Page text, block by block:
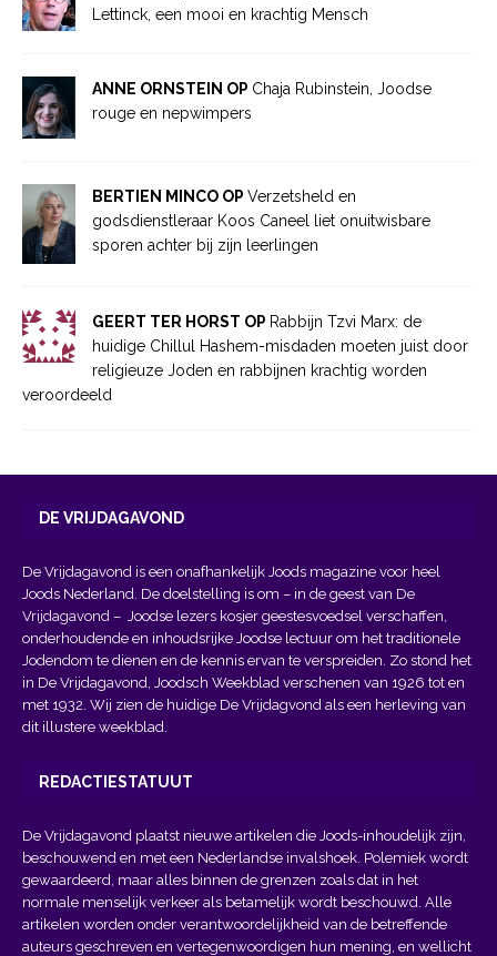
Lettinck, een mooi en krachtig Mensch
ANNE ORNSTEIN OP Chaja Rubinstein, Joodse
rouge en nepwimpers
BERTIEN MINCO OP Verzetsheld en
godsdienstleraar Koos Caneel liet onuitwisbare
sporen achter bij zijn leerlingen
GEERT TER HORST OP Rabbijn Tzvi Marx: de
huidige Chillul Hashem-misdaden moeten juist door
religieuze Joden en rabbijnen krachtig worden
veroordeeld
DE VRIJDAGAVOND
De Vrijdagavond is een onafhankelijk Joods magazine voor heel
Joods Nederland. De doelstelling is om – in de geest van De
Vrijdagavond – Joodse lezers kosjer geestesvoedsel verschaffen,
onderhoudende en inhoudsrijke Joodse lectuur om het traditionele
Jodendom te dienen en de kennis ervan te verspreiden. Zo stond het
in De Vrijdagavond, Joodsch Weekblad verschenen van 1926 tot en
met 1932. Wij zien de huidige De Vrijdagvond als een herleving van
dit illustere weekblad.
REDACTIESTATUUT
De Vrijdagavond plaatst nieuwe artikelen die Joods-inhoudelijk zijn,
beschouwend en met een Nederlandse invalshoek. Polemiek wordt
gewaardeerd, maar alles binnen de grenzen zoals dat in het
normale menselijk verkeer als betamelijk wordt beschouwd. Alle
artikelen worden onder verantwoordelijkheid van de betreffende
auteurs geschreven en vertegenwoordigen hun mening, en wellicht